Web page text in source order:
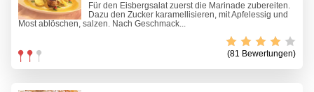
Für den Eisbergsalat zuerst die Marinade zubereiten.
Dazu den Zucker karamellisieren, mit Apfelessig und
Most ablöschen, salzen. Nach Geschmack...
(81 Bewertungen)